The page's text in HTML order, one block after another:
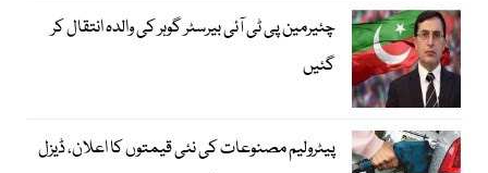
چئیرمین پی ٹی آئی بیرسٹر گوہر کی والدہ انتقال کر
گئیں
پیٹرولیم مصنوعات کی نئی قیمتوں کا اعلان، ڈیزل